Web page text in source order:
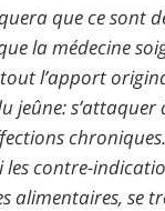
que ce sont
la médecine
tout l’apport
jeûne: s’attaquer
les contre-
alimentaires, se